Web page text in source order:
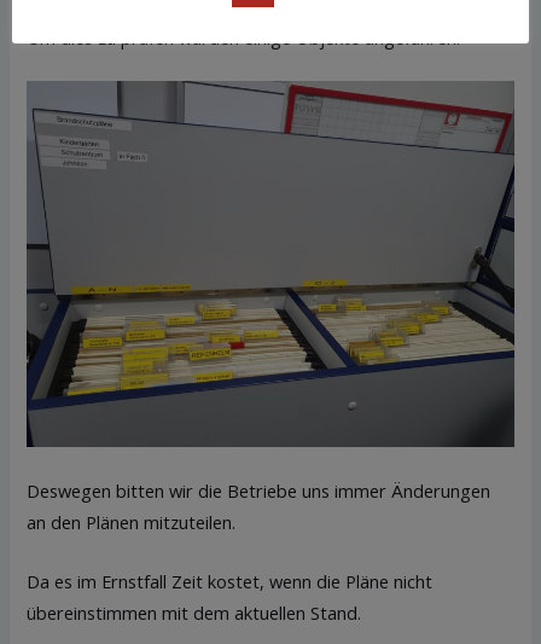
Deswegen bitten wir die Betriebe uns immer Änderungen
an den Plänen mitzuteilen.
Da es im Ernstfall Zeit kostet, wenn die Pläne nicht
übereinstimmen mit dem aktuellen Stand.